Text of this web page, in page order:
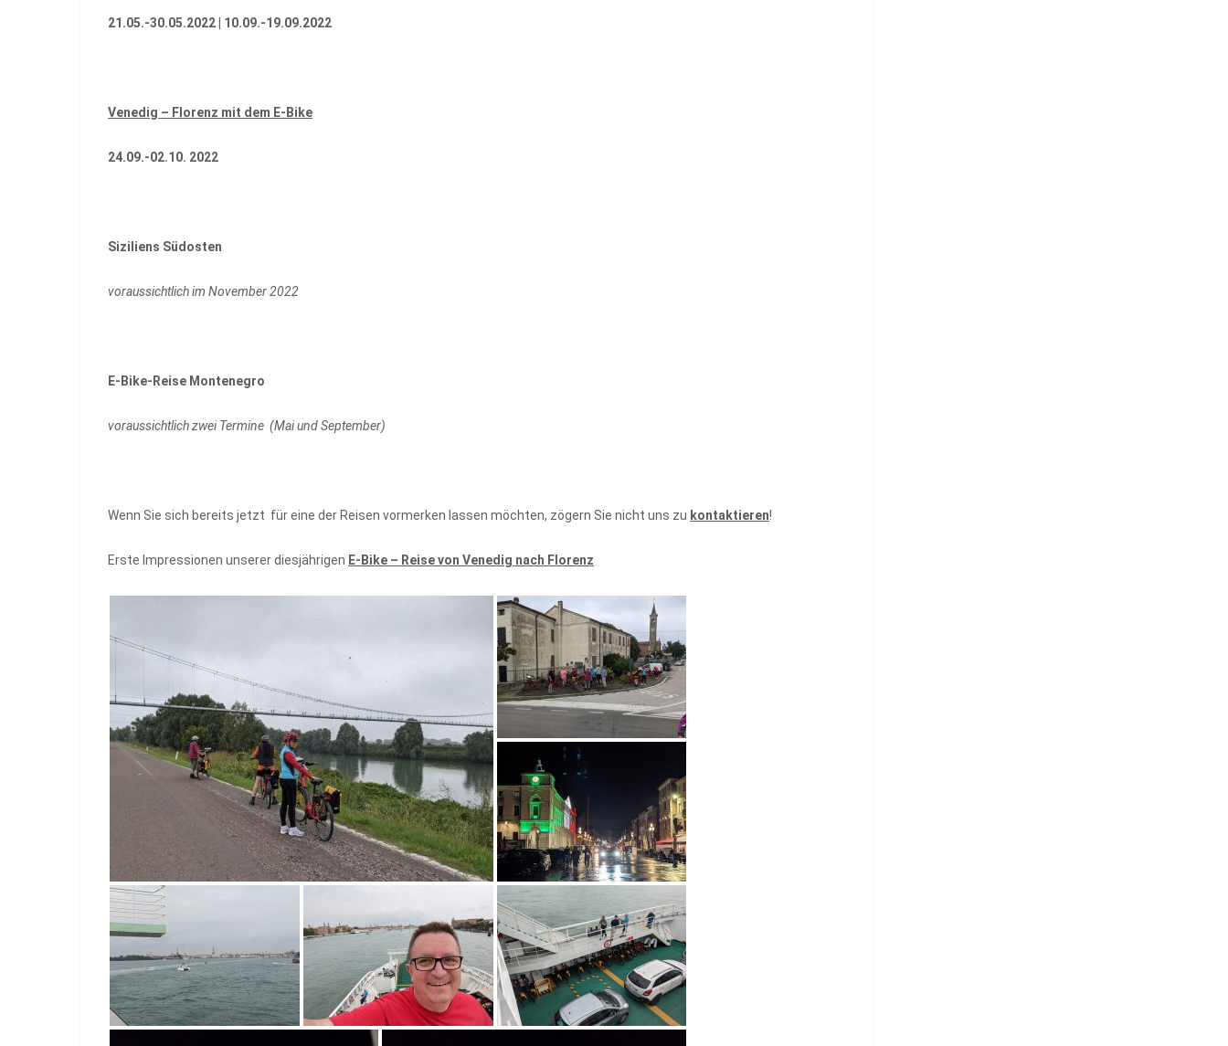
21.05.-30.05.2022 | 10.09.-19.09.2022
Venedig – Florenz mit dem E-Bike
24.09.-02.10. 2022
Siziliens Südosten
voraussichtlich im November 2022
E-Bike-Reise Montenegro
voraussichtlich zwei Termine (Mai und September)
Wenn Sie sich bereits jetzt für eine der Reisen vormerken lassen möchten, zögern Sie nicht uns zu kontaktieren!
Erste Impressionen unserer diesjährigen E-Bike – Reise von Venedig nach Florenz